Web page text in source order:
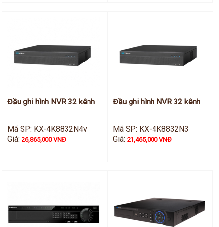
Đầu ghi hình NVR 32 kênh
Mã SP: KX-4K8832N4v
Giá:26,865,000 VNĐ
Đầu ghi hình NVR 32 kênh
Mã SP: KX-4K8832N3
Giá: 21,465,000 VNĐ